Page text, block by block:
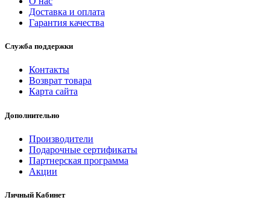
Доставка и оплата
Гарантия качества
Служба поддержки
Контакты
Возврат товара
Карта сайта
Дополнительно
Производители
Подарочные сертификаты
Партнерская программа
Акции
Личный Кабинет